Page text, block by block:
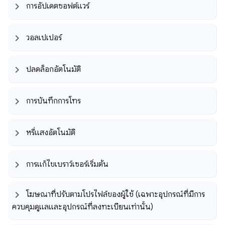
การอัปเดตซอฟต์แวร์
วอลเปเปอร์
ปลดล็อกอัตโนมัติ
การบันทึกการโทร
หรี่แสงอัตโนมัติ
การแก้ไขเบราว์เซอร์เริ่มต้น
โฆษณาที่ปรับตามโปรไฟล์ของผู้ใช้ (เฉพาะอุปกรณ์ที่มีการ
ควบคุมดูแลและอุปกรณ์ที่ลงทะเบียนเท่านั้น)